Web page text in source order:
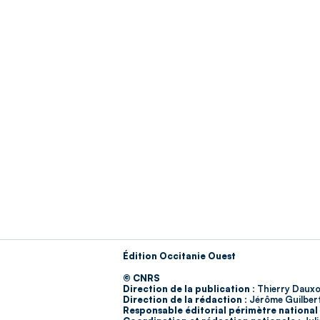
Édition Occitanie Ouest
© CNRS
Direction de la publication : Thierry
Direction de la rédaction : Jérôme
Responsable éditorial périmètre national